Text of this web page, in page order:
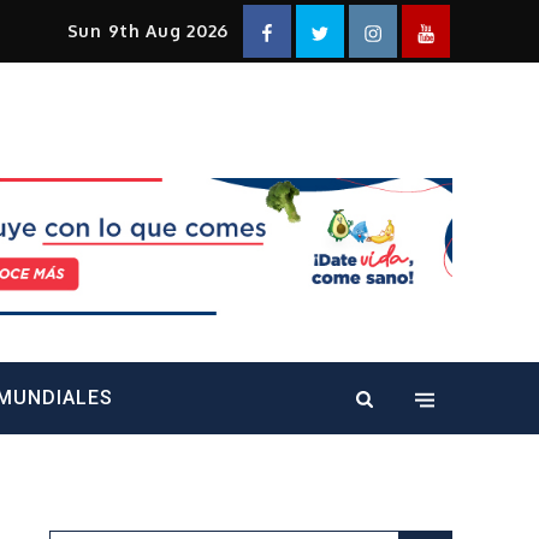
Sun 9th Aug 2026 FacebookTwitterInstagramYouTube